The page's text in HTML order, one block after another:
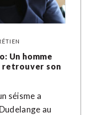
Un homme
retrouver son
séisme a
au